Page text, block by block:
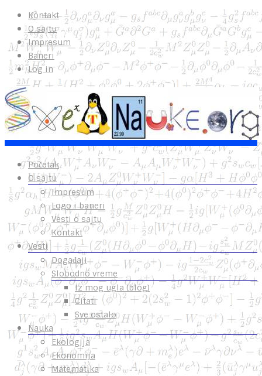
Kontakt
O sajtu
Impresum
Baneri
Log in
Početak
O sajtu
Impresum
Logo i baneri
Vesti o sajtu
Kontakt
Vesti
Događaji
Slobodno vreme
Iz mog ugla (blog)
Citati
Sve ostalo
Nauka
Ekologija
Ekonomija
Matematika